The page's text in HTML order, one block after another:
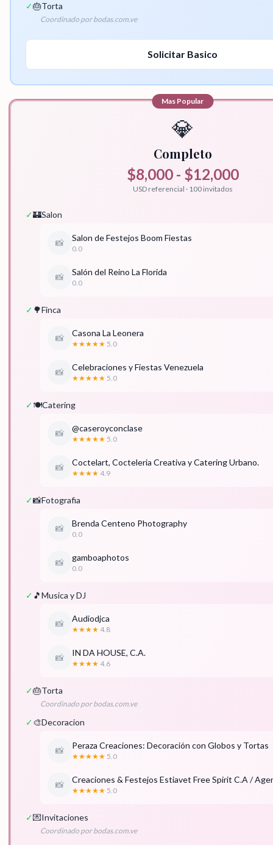
✓🎂Torta
Coordinado por bodas.com.ve
Solicitar Basico
Mas Popular
💎
Completo
$8,000 - $12,000
USD referencial · 100 invitados
✓🏰Salon
📸 Salon de Festejos Boom Fiestas
0.0
📸 Salón del Reino La Florida
0.0
✓ 🌳Finca
📸 Casona La Leonera
★★★★★ 5.0
📸 Celebraciones y Fiestas Venezuela
★★★★★ 5.0
✓🍽️Catering
📸 @caseroyconclase
★★★★★ 5.0
📸 Coctelart, Cocteleria Creativa y Catering Urbano.
★★★★ 4.9
✓📸Fotografia
📸 Brenda Centeno Photography
0.0
📸 gamboaphotos
0.0
✓ 🎵Musica y DJ
📸 Audiodjca
★★★★ 4.8
📸 IN DA HOUSE, C.A.
★★★★ 4.6
✓🎂Torta
Coordinado por bodas.com.ve
✓🎨Decoracion
📸 Peraza Creaciones: Decoración con Globos y Tortas
★★★★★ 5.0
📸 Creaciones & Festejos Estiavet Free Spirit C.A /
★★★★★ 5.0
✓💌Invitaciones
Coordinado por bodas.com.ve